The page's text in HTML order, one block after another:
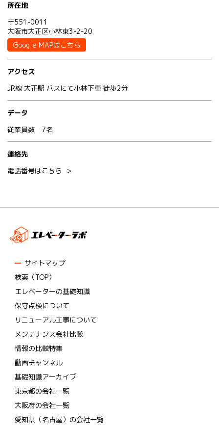
所在地
〒551-0011
大阪市大正区小林東3-2-20
Google MAPはこちら
アクセス
JR線 大正駅 バスにて小林下車 徒歩2分
データ
従業員数 7名
連絡先
電話番号はこちら
サイトマップ
検索（TOP）
エレベーターの基礎知識
保守点検について
リニューアル工事について
メンテナンス会社比較
情報の比較特集
動画チャンネル
基礎知識アーカイブ
東京都の会社一覧
大阪府の会社一覧
愛知県（名古屋）の会社一覧